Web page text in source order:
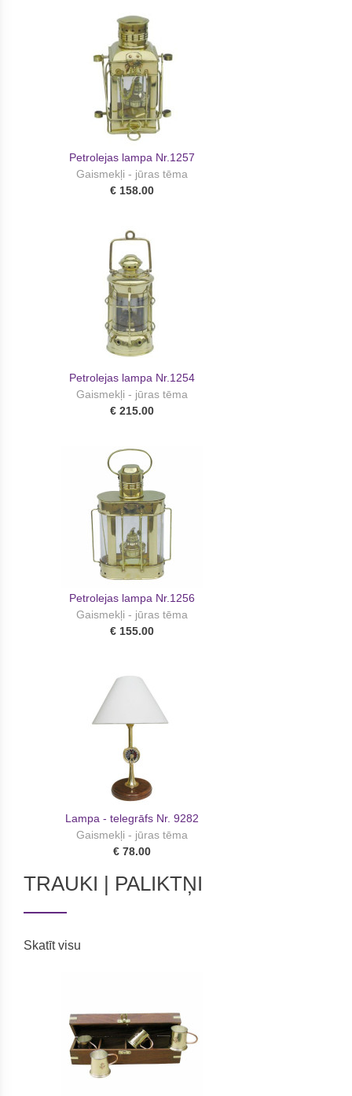
Petrolejas lampa Nr.1257
Gaismekļi - jūras tēma
€ 158.00
Petrolejas lampa Nr.1254
Gaismekļi - jūras tēma
€ 215.00
Petrolejas lampa Nr.1256
Gaismekļi - jūras tēma
€ 155.00
Lampa - telegrāfs Nr. 9282
Gaismekļi - jūras tēma
€ 78.00
TRAUKI | PALIKTŅI
Skatīt visu